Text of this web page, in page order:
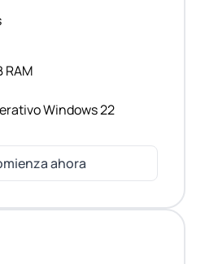
RAM
Windows 22
ahora